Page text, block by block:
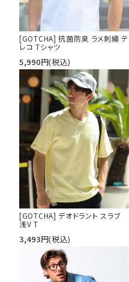
[GOTCHA] 抗菌防臭 ラメ刺繍 テ
レコ Tシャツ
5,990円(税込)
[GOTCHA] デオドラント スラブ
浅V T
3,493円(税込)